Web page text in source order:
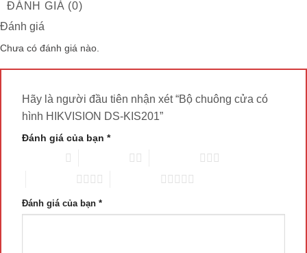
ĐÁNH GIÁ (0)
Đánh giá
Chưa có đánh giá nào.
Hãy là người đầu tiên nhận xét “Bộ chuông cửa có
hình HIKVISION DS-KIS201”
Đánh giá của bạn *
Đánh giá của bạn *